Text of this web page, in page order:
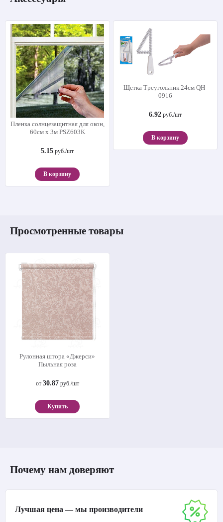
Пленка солнцезащитная для окон,
60см х 3м PSZ603K
5.15 руб./шт
В корзину
Щетка Треугольник 24см QH-
0916
6.92руб./шт
В корзину
Просмотренные товары
Рулонная штора «Джерси»
Пыльная роза
от 30.87руб./шт
Купить
Почему нам доверяют
Лучшая цена — мы производители